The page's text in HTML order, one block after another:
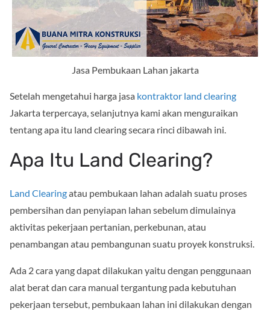
Jasa Pembukaan Lahan jakarta
Setelah mengetahui harga jasa kontraktor land clearing
Jakarta terpercaya, selanjutnya kami akan menguraikan
tentang apa itu land clearing secara rinci dibawah ini.
Apa Itu Land Clearing?
Land Clearingatau pembukaan lahan adalah suatu proses
pembersihan dan penyiapan lahan sebelum dimulainya
aktivitas pekerjaan pertanian, perkebunan, atau
penambangan atau pembangunan suatu proyek konstruksi.
Ada 2 cara yang dapat dilakukan yaitu dengan penggunaan
alat berat dan cara manual tergantung pada kebutuhan
pekerjaan tersebut, pembukaan lahan ini dilakukan dengan